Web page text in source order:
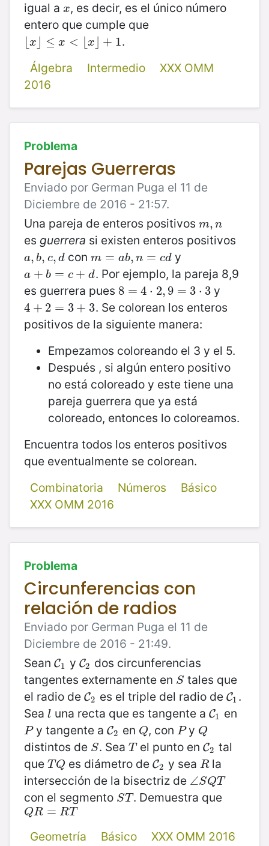
igual a x
x, es decir, es el único número
entero que cumple que
x ≤ x < x + 1
x⌋ x<⌊x ⌋+
.
Álgebra
Intermedio
XXX OMM
2016
Problema
Parejas Guerreras
Enviado por German Puga el 11 de
Diciembre de 2016 - 21:57.
Una pareja de enteros positivos m, n
m,n
es guerrera si existen enteros positivos
a, b, c, d
a,b,c,d conm = ab, n = cd
m=a b,n=c d y
a + b = c + d
a +b = c+ d
. Por ejemplo, la pareja 8,9
es guerrera pues 8 = 4 ⋅ 2, 9 = 3 ⋅ 3
8 =4 ⋅2, 9=3 ⋅3
y
4 + 2 = 3 + 3
4 +2 = 3+ 3
. Se colorean los enteros
positivos de la siguiente manera:
Empezamos coloreando el 3 y el 5.
Después , si algún entero positivo
no está coloreado y este tiene una
pareja guerrera que ya está
coloreado, entonces lo coloreamos.
Encuentra todos los enteros positivos
que eventualmente se colorean.
Combinatoria
Números
Básico
XXX OMM 2016
Problema
Circunferencias con
relación de radios
Enviado por German Puga el 11 de
Diciembre de 2016 - 21:49.
Sean C1
C1 y C2
C2 dos circunferencias
tangentes externamente en S
S tales que
el radio de C2
C2 es el triple del radio de C1
C1.
Sea l
l una recta que es tangente a C1
C1 en
P
Py tangente a C2
C2 en Q
Q, con P
Py Q
Q
distintos de S
S. SeaT
Tel punto enC2
C2tal
que T Q
TQ es diámetro de C2
C2 y sea R
Rla
intersección de la bisectriz de ∠SQT
∠SQT
con el segmento ST
ST. Demuestra que
Q R = RT
QR=RT
Geometría
Básico XXX OMM 2016